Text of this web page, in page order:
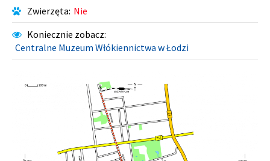
Zwierzęta: Nie
Koniecznie zobacz:
Centralne Muzeum Włókiennictwa w Łodzi